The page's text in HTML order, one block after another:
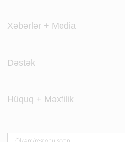
Xəbərlər + Media
Dəstək
Hüquq + Məxfilik
Ölkəni/regionu seçin